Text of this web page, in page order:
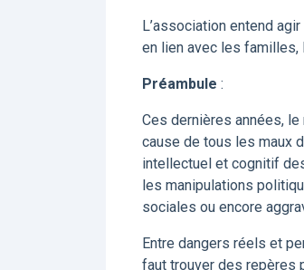
L’association entend
en lien avec les
Préambule :
Ces dernières années,
cause de tous les maux
intellectuel et cognitif
les manipulations
sociales ou encore
Entre dangers réels et
faut trouver des repères